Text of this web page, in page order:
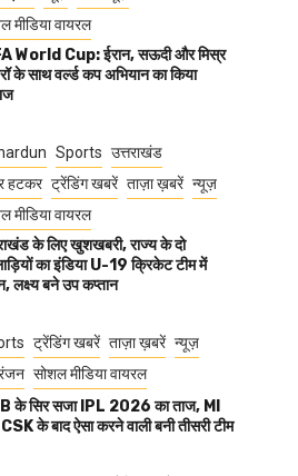
मीडिया वायरल
World Cup: ईरान, सऊदी और मिस्र
के साथ वर्ल्ड कप अभियान का किया
Sports उत्तराखंड
हटकर ट्रेंडिंग खबरें ताज़ा ख़बरें न्यूज़
मीडिया वायरल
के लिए खुशखबरी, राज्य के दो
का इंडिया U-19 क्रिकेट टीम में
लक्ष्य बने उप कप्तान
ट्रेंडिंग खबरें ताज़ा ख़बरें न्यूज़
सोशल मीडिया वायरल
के सिर सजा IPL 2026 का ताज, MI
के बाद ऐसा करने वाली बनी तीसरी टीम